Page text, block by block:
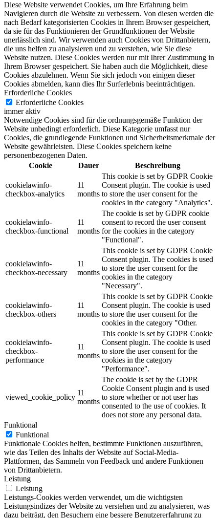
Diese Website verwendet Cookies, um Ihre Erfahrung beim
Navigieren durch die Website zu verbessern. Von diesen werden die
nach Bedarf kategorisierten Cookies in Ihrem Browser gespeichert,
da sie für das Funktionieren der Grundfunktionen der Website
unerlässlich sind. Wir verwenden auch Cookies von Drittanbietern,
die uns helfen zu analysieren und zu verstehen, wie Sie diese
Website nutzen. Diese Cookies werden nur mit Ihrer Zustimmung in
Ihrem Browser gespeichert. Sie haben auch die Möglichkeit, diese
Cookies abzulehnen. Wenn Sie sich jedoch von einigen dieser
Cookies abmelden, kann dies Ihr Surferlebnis beeinträchtigen.
Erforderliche Cookies
Erforderliche Cookies
immer aktiv
Notwendige Cookies sind für die ordnungsgemäße Funktion der
Website unbedingt erforderlich. Diese Kategorie umfasst nur
Cookies, die grundlegende Funktionen und Sicherheitsmerkmale der
Website gewährleisten. Diese Cookies speichern keine
personenbezogenen Daten.
Cookie
Dauer Beschreibung
cookielawinfo-
checkbox-analytics
11
months
This cookie is set by GDPR Cookie
Consent plugin. The cookie is used
to store the user consent for the
cookies in the category "Analytics".
cookielawinfo-
checkbox-functional
11
months
The cookie is set by GDPR cookie
consent to record the user consent
for the cookies in the category
"Functional".
cookielawinfo-
checkbox-necessary
11
months
This cookie is set by GDPR Cookie
Consent plugin. The cookies is used
to store the user consent for the
cookies in the category
"Necessary".
cookielawinfo-
checkbox-others
11
months
This cookie is set by GDPR Cookie
Consent plugin. The cookie is used
to store the user consent for the
cookies in the category "Other.
cookielawinfo-
checkbox-
performance
11
months
This cookie is set by GDPR Cookie
Consent plugin. The cookie is used
to store the user consent for the
cookies in the category
"Performance".
viewed_cookie_policy
11
months
The cookie is set by the GDPR
Cookie Consent plugin and is used
to store whether or not user has
consented to the use of cookies. It
does not store any personal data.
Funktional
Funktional
Funktionale Cookies helfen, bestimmte Funktionen auszuführen,
wie das Teilen des Inhalts der Website auf Social-Media-
Plattformen, das Sammeln von Feedback und andere Funktionen
von Drittanbietern.
Leistung
Leistung
Leistungs-Cookies werden verwendet, um die wichtigsten
Leistungsindizes der Website zu verstehen und zu analysieren, was
dazu beiträgt, den Besuchern eine bessere Benutzererfahrung zu